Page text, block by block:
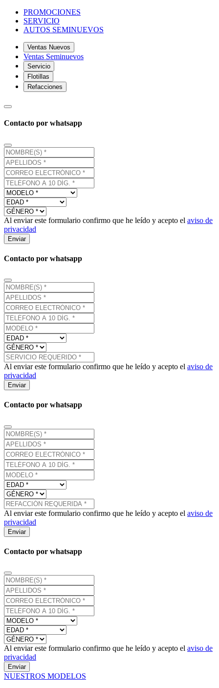
PROMOCIONES
SERVICIO
AUTOS SEMINUEVOS
Ventas Nuevos
Ventas Seminuevos
Servicio
Flotillas
Refacciones
Contacto por whatsapp
Al enviar este formulario confirmo que he leído y acepto el aviso de
privacidad
Enviar
Contacto por whatsapp
Al enviar este formulario confirmo que he leído y acepto el aviso de
privacidad
Enviar
Contacto por whatsapp
Al enviar este formulario confirmo que he leído y acepto el aviso de
privacidad
Enviar
Contacto por whatsapp
Al enviar este formulario confirmo que he leído y acepto el aviso de
privacidad
Enviar
NUESTROS MODELOS